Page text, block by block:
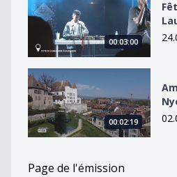
00:03:00
Ambiance Coronavirus à
00:02:19
Page de l'émission